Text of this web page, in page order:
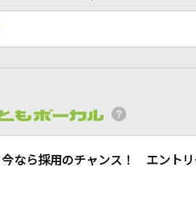
今なら採用のチャンス！ エントリ